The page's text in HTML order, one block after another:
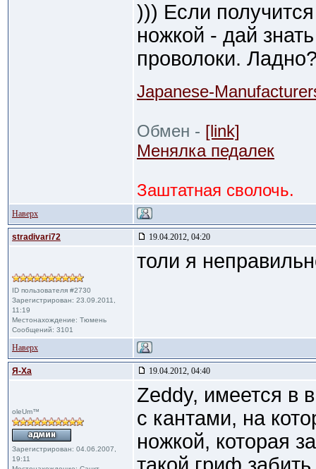
))) Если
ножкой - дай
проволоки.
Japanese-
Обмен - [link]
Менялка педалек
Заштатная сволочь.
Наверх
stradivari72 19.04.2012, 04:20
ID пользователя #2730
Зарегистрирован: 23.09.2011,
11:19
Местонахождение: Тюмень
Сообщений: 3101
толи я
Наверх
Я-Ха 19.04.2012, 04:40
oleUm™
Зарегистрирован: 04.06.2007,
19:11
Zeddy, имеется в
с кантами, на
ножкой, которая